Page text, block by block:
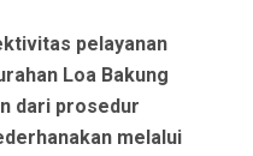
pelayanan
Loa Bakung
dari prosedur
melalui